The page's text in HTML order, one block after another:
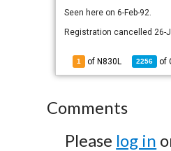
Seen here on 6-Feb-92.
Registration cancelled 26-
1 of N830L 2256 of
Comments
Please log in